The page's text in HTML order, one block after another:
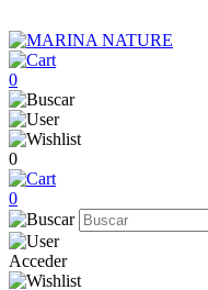
0
0
0
Acceder